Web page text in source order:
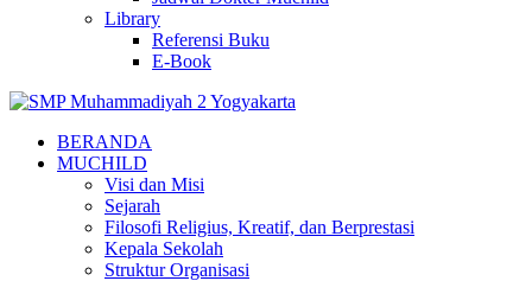
Library
Referensi Buku
E-Book
BERANDA
MUCHILD
Visi dan Misi
Sejarah
Filosofi Religius, Kreatif, dan Berprestasi
Kepala Sekolah
Struktur Organisasi